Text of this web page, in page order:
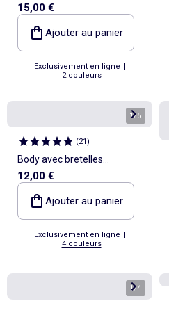
shapewear
15,00 €
Ajouter au panier
Exclusivement en ligne |
2 couleurs
1/5
(21)
Body avec bretelles
élastiquées
12,00 €
Ajouter au panier
Exclusivement en ligne |
4 couleurs
1/4